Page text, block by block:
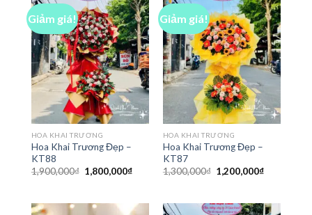
Giảm giá!
HOA KHAI TRƯƠNG
Hoa Khai Trương Đẹp –
KT88
1,900,000₫ Giá
gốc
1,800,000₫Giá
1,800,000₫.
Giảm giá!
HOA KHAI TRƯƠNG
Hoa Khai Trương Đẹp –
KT87
1,300,000₫ Giá
gốc
1,200,000₫Giá